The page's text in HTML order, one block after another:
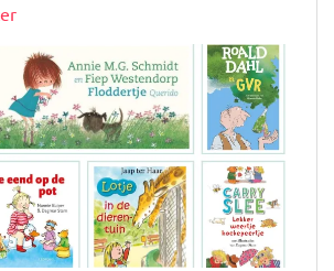
op
de
Beste
Kinderboeken
van
2019:
Avonturen,
Humor
en